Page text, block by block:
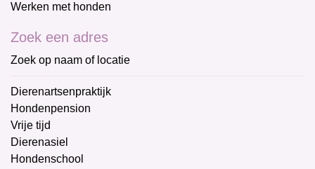
Werken met honden
Zoek een adres
Zoek op naam of locatie
Dierenartsenpraktijk
Hondenpension
Vrije tijd
Dierenasiel
Hondenschool